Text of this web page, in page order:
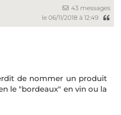
43 messages
le 06/11/2018 à 12:49
de nommer un produit
le "bordeaux" en vin ou la